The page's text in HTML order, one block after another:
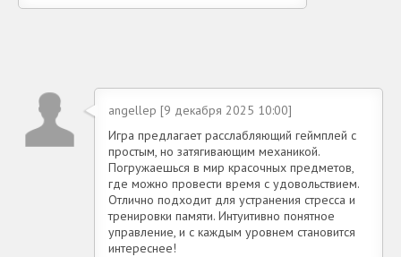
angellep [9 декабря 2025 10:00]
Игра предлагает расслабляющий геймплей с
простым, но затягивающим механикой.
Погружаешься в мир красочных предметов,
где можно провести время с удовольствием.
Отлично подходит для устранения стресса и
тренировки памяти. Интуитивно понятное
управление, и с каждым уровнем становится
интереснее!